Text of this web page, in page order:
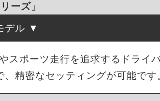
ーズ」
デル
スポーツ走行を追求するドライ
精密なセッティングが可能です